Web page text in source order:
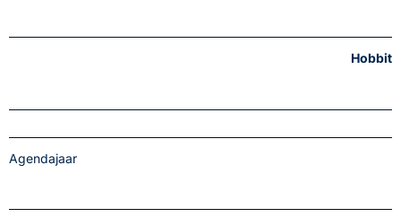
Hobbit
Agendajaar